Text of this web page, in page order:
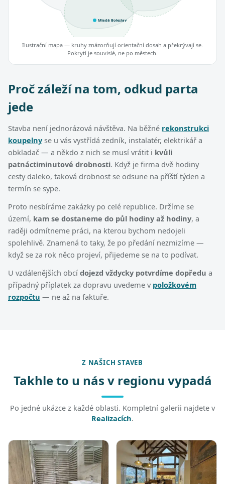
Mladá Boleslav
Ilustrační mapa — kruhy znázorňují orientační dosah a překrývají se.
Pokrytí je souvislé, ne po městech.
Proč záleží na tom, odkud parta
jede
Stavba není jednorázová návštěva. Na běžné rekonstrukci
koupelny se u vás vystřídá zedník, instalatér, elektrikář a
obkladač — a někdo z nich se musí vrátit i kvůli
patnáctiminutové drobnosti. Když je firma dvě hodiny
cesty daleko, taková drobnost se odsune na příští týden a
termín se sype.
Proto nesbíráme zakázky po celé republice. Držíme se
území, kam se dostaneme do půl hodiny až hodiny, a
raději odmítneme práci, na kterou bychom nedojeli
spolehlivě. Znamená to taky, že po předání nezmizíme —
když se za rok něco projeví, přijedeme se na to podívat.
U vzdálenějších obcí dojezd vždycky potvrdíme dopředu a
případný příplatek za dopravu uvedeme v položkovém
rozpočtu — ne až na faktuře.
Z NAŠICH STAVEB
Takhle to u nás v regionu vypadá
Po jedné ukázce z každé oblasti. Kompletní galerii najdete v
Realizacích.